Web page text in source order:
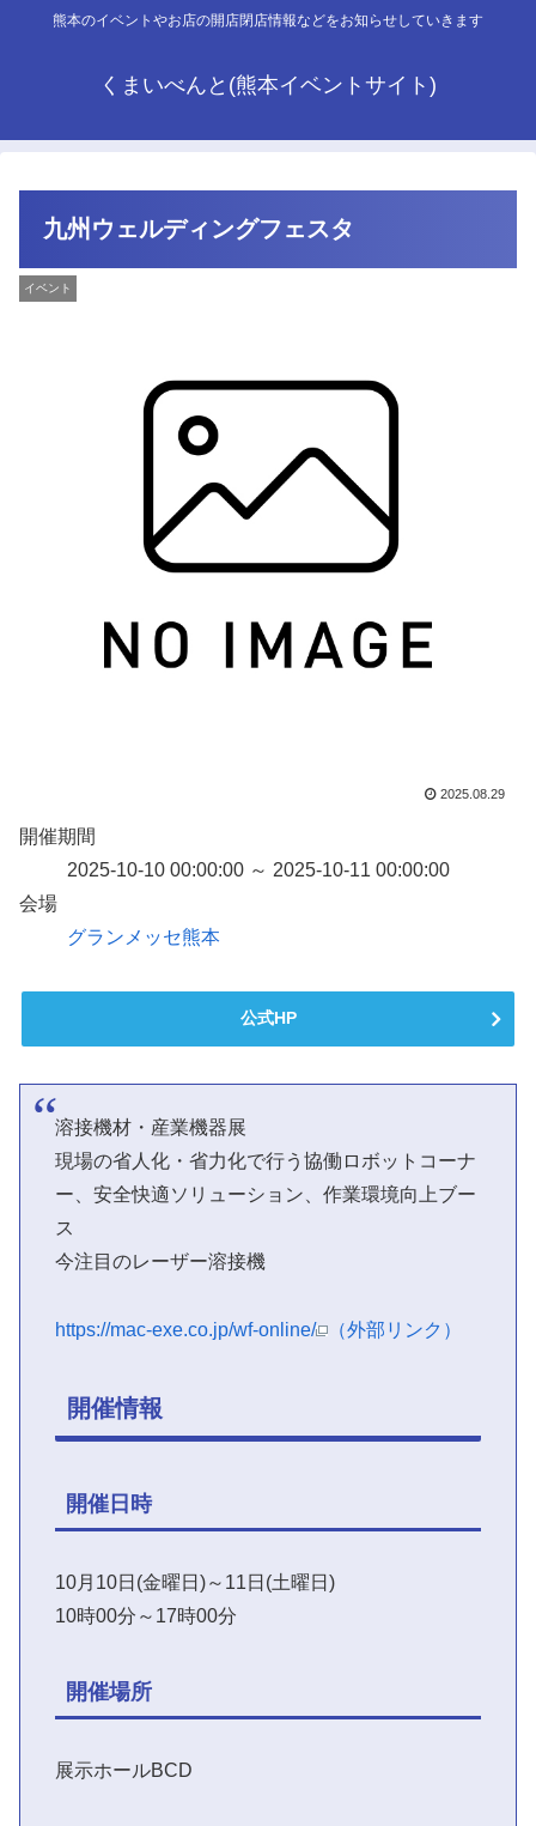
熊本のイベントやお店の開店閉店情報などをお知らせしていきます
くまいべんと(熊本イベントサイト)
九州ウェルディングフェスタ
イベント
2025.08.29
開催期間
2025-10-10 00:00:00 ～ 2025-10-11 00:00:00
会場
グランメッセ熊本
公式HP
溶接機材・産業機器展
現場の省人化・省力化で行う協働ロボットコーナ
ー、安全快適ソリューション、作業環境向上ブー
ス
今注目のレーザー溶接機
https://mac-exe.co.jp/wf-online/ （外部リンク）
開催情報
開催日時
10月10日(金曜日)～11日(土曜日)
10時00分～17時00分
開催場所
展示ホールBCD